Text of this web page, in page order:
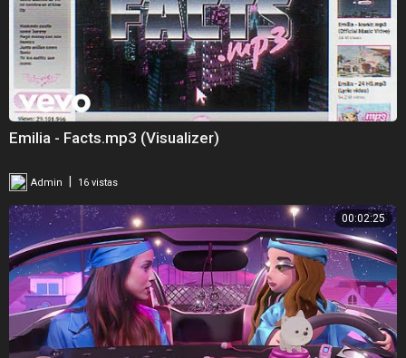
Emilia - Facts.mp3 (Visualizer)
Admin 16 vistas
00:02:25